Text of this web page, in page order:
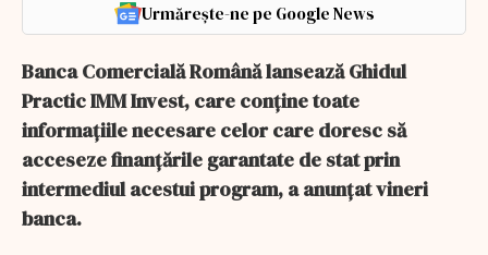
Urmărește-ne pe Google News
Banca Comercială Română lansează Ghidul
Practic IMM Invest, care conţine toate
informaţiile necesare celor care doresc să
acceseze finanţările garantate de stat prin
intermediul acestui program, a anunţat vineri
banca.